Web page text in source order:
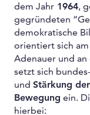
dem Jahr 1964,
gegründeten
demokratische
orientiert sich
Adenauer und
setzt sich
und Stärkung
Bewegung ein.
hierbei: